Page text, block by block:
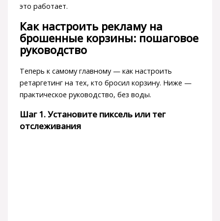
это работает.
Как настроить рекламу на
брошенные корзины: пошаговое
руководство
Теперь к самому главному — как настроить
ретаргетинг на тех, кто бросил корзину. Ниже —
практическое руководство, без воды.
Шаг 1. Установите пиксель или тег
отслеживания